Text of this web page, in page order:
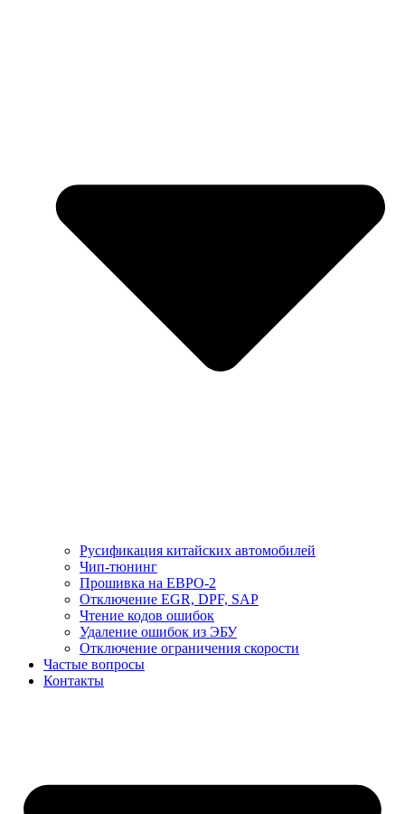
Русификация китайских автомобилей
Чип-тюнинг
Прошивка на ЕВРО-2
Отключение EGR, DPF, SAP
Чтение кодов ошибок
Удаление ошибок из ЭБУ
Отключение ограничения скорости
Частые вопросы
Контакты